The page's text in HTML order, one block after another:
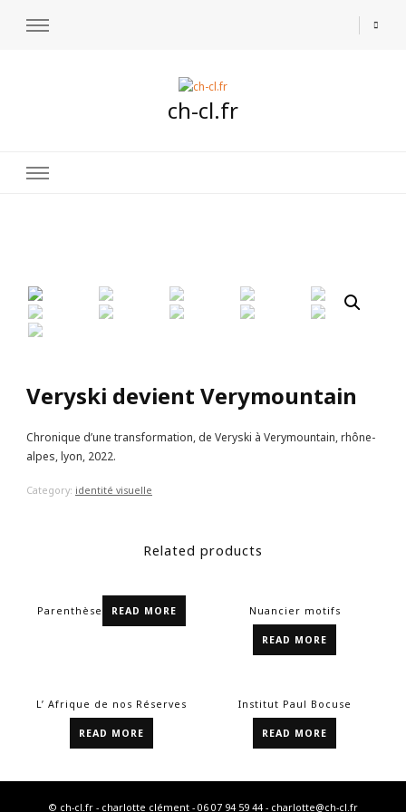
ch-cl.fr
Veryski devient Verymountain
Chronique d’une transformation, de Veryski à Verymountain, rhône-
alpes, lyon, 2022.
Category: identité visuelle
Related products
Parenthèse READ MORE Nuancier motifs
READ MORE
L’ Afrique de nos Réserves
READ MORE
Institut Paul Bocuse
READ MORE
© ch-cl.fr - charlotte clément - 06 07 94 59 44 - charlotte@ch-cl.fr